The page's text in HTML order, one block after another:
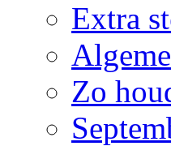
Extra
Zo